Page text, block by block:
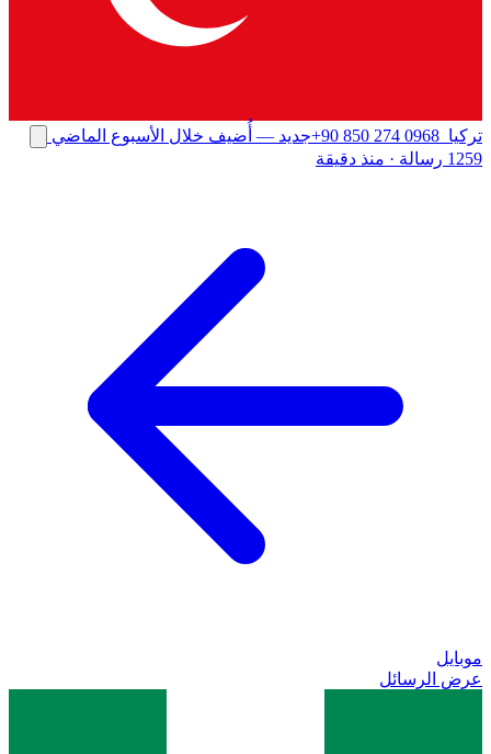
تركيا +90 850 274 0968جديد — أُضيف خلال الأسبوع الماضي
1259 رسالة
· منذ دقيقة
موبايل
عرض الرسائل